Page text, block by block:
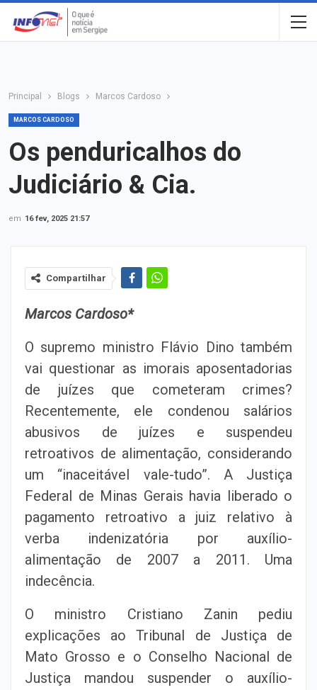
Principal Blogs Marcos Cardoso
MARCOS CARDOSO
Os penduricalhos do
Judiciário & Cia.
em 16 fev, 2025 21:57
Compartilhar
Marcos Cardoso*
O supremo ministro Flávio Dino também
vai questionar as imorais aposentadorias
de juízes que cometeram crimes?
Recentemente, ele condenou salários
abusivos de juízes e suspendeu
retroativos de alimentação, considerando
um “inaceitável vale-tudo”. A Justiça
Federal de Minas Gerais havia liberado o
pagamento retroativo a juiz relativo à
verba indenizatória por auxílio-
alimentação de 2007 a 2011. Uma
indecência.
O ministro Cristiano Zanin pediu
explicações ao Tribunal de Justiça de
Mato Grosso e o Conselho Nacional de
Justiça mandou suspender o auxílio-